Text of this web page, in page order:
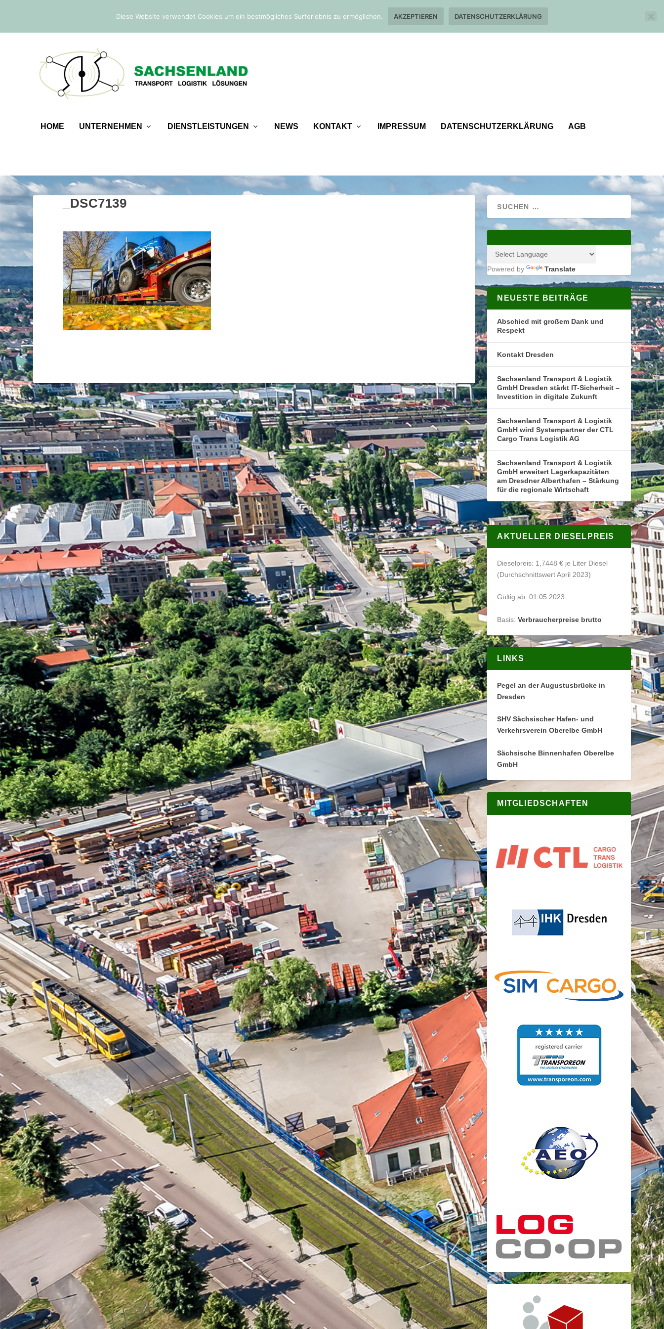
Befreiung von der Sicherheitsleistung
HOME UNTERNEHMEN DIENSTLEISTUNGEN NEWS KONTAKT IMPRESSUM DATENSCHUTZERKLÄRUNG AGB
_DSC7139
Powered by Translate
NEUESTE BEITRÄGE
Abschied mit großem Dank und
Respekt
Kontakt Dresden
Sachsenland Transport & Logistik
GmbH Dresden stärkt IT-Sicherheit –
Investition in digitale Zukunft
Sachsenland Transport & Logistik
GmbH wird Systempartner der CTL
Cargo Trans Logistik AG
Sachsenland Transport & Logistik
GmbH erweitert Lagerkapazitäten
am Dresdner Alberthafen – Stärkung
für die regionale Wirtschaft
AKTUELLER DIESELPREIS
Dieselpreis: 1,7448 € je Liter Diesel
(Durchschnittswert April 2023)
Gültig ab: 01.05.2023
Basis:Verbraucherpreise brutto
LINKS
Pegel an der Augustusbrücke in
Dresden
SHV Sächsischer Hafen- und
Verkehrsverein Oberelbe GmbH
Sächsische Binnenhafen Oberelbe
GmbH
MITGLIEDSCHAFTEN
Diese Website verwendet Cookies um ein bestmögliches Surferlebnis zu ermöglichen. AKZEPTIEREN DATENSCHUTZERKLÄRUNG